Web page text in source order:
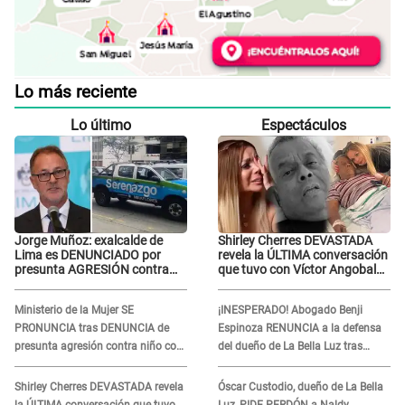
Lo más reciente
Lo último
Jorge Muñoz: exalcalde de
Lima es DENUNCIADO por
presunta AGRESIÓN contra
Ministerio de la Mujer SE
PRONUNCIA tras DENUNCIA de
presunta agresión contra niño con
autismo en Surco
Shirley Cherres DEVASTADA revela
Espectáculos
Shirley Cherres DEVASTADA
revela la ÚLTIMA conversación
que tuvo con Víctor Angobaldo
¡INESPERADO! Abogado Benji
Espinoza RENUNCIA a la defensa
del dueño de La Bella Luz tras
difusión de POLÉMICO audio:
"Nada que defender"
Óscar Custodio, dueño de La Bella